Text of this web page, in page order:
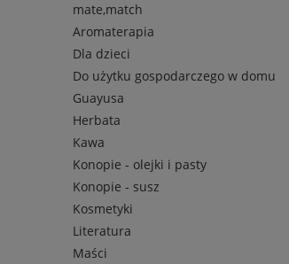
mate,match
Aromaterapia
Dla dzieci
Do użytku gospodarczego w domu
Guayusa
Herbata
Kawa
Konopie - olejki i pasty
Konopie - susz
Kosmetyki
Literatura
Maści